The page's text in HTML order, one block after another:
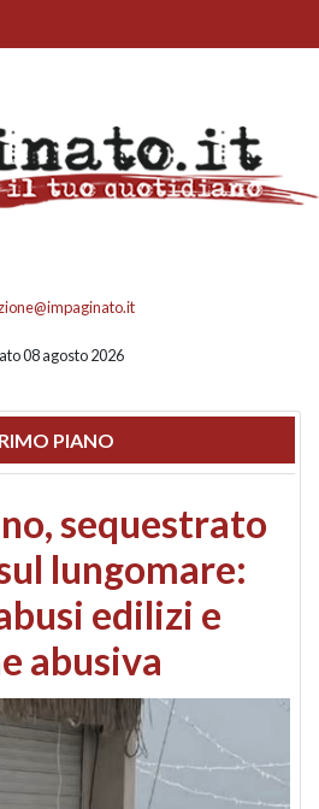
08 agosto 2026
PIANO
sequestrato
lungomare:
edilizi e
abusiva